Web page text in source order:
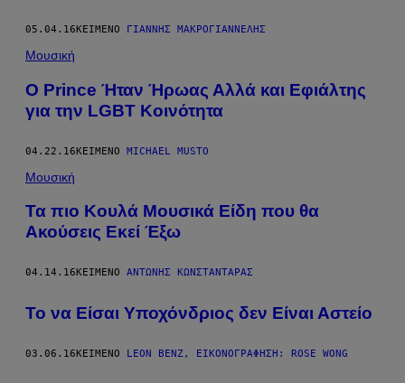
05.04.16ΚΕΊΜΕΝΟ ΓΙΆΝΝΗΣ ΜΑΚΡΟΓΙΑΝΝΈΛΗΣ
Μουσική
Ο Prince Ήταν Ήρωας Αλλά και Εφιάλτης
για την LGBT Κοινότητα
04.22.16ΚΕΊΜΕΝΟ MICHAEL MUSTO
Μουσική
Τα πιο Κουλά Μουσικά Είδη που θα
Ακούσεις Εκεί Έξω
04.14.16 ΚΕΊΜΕΝΟ ΑΝΤΏΝΗΣ ΚΩΝΣΤΑΝΤΆΡΑΣ
Το να Είσαι Υποχόνδριος δεν Είναι Αστείο
03.06.16ΚΕΊΜΕΝΟ LEON BENZ, ΕΙΚΟΝΟΓΡΆΦΗΣΗ: ROSE WONG